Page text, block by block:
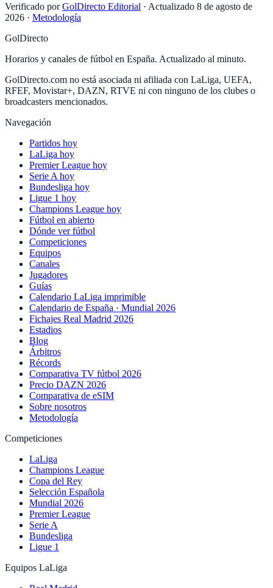
Verificado por GolDirecto Editorial · Actualizado 8 de agosto de
2026 · Metodología
GolDirecto
Horarios y canales de fútbol en España. Actualizado al minuto.
GolDirecto.com no está asociada ni afiliada con LaLiga, UEFA,
RFEF, Movistar+, DAZN, RTVE ni con ninguno de los clubes o
broadcasters mencionados.
Navegación
Partidos hoy
LaLiga hoy
Premier League hoy
Serie A hoy
Bundesliga hoy
Ligue 1 hoy
Champions League hoy
Fútbol en abierto
Dónde ver fútbol
Competiciones
Equipos
Canales
Jugadores
Guías
Calendario LaLiga imprimible
Calendario de España · Mundial 2026
Fichajes Real Madrid 2026
Estadios
Blog
Árbitros
Récords
Comparativa TV fútbol 2026
Precio DAZN 2026
Comparativa de eSIM
Sobre nosotros
Metodología
Competiciones
LaLiga
Champions League
Copa del Rey
Selección Española
Mundial 2026
Premier League
Serie A
Bundesliga
Ligue 1
Equipos LaLiga